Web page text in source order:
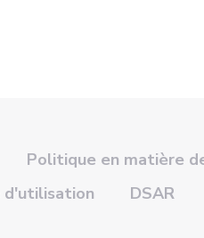
Politique en matière
d'utilisation DSAR